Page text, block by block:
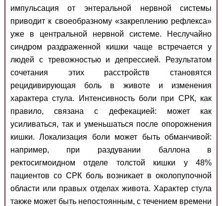
импульсация от энтеральной нервной системы
приводит к своеобразному «закреплению рефлекса»
уже в центральной нервной системе. Неслучайно
синдром раздраженной кишки чаще встречается у
людей с тревожностью и депрессией. Результатом
сочетания этих расстройств становятся
рецидивирующая боль в животе и изменения
характера стула. Интенсивность боли при СРК, как
правило, связана с дефекацией: может как
усиливаться, так и уменьшаться после опорожнения
кишки. Локализация боли может быть обманчивой:
например, при раздувании баллона в
ректосигмоидном отделе толстой кишки у 48%
пациентов со СРК боль возникает в околопупочной
области или правых отделах живота. Характер стула
также может быть непостоянным, с течением времени